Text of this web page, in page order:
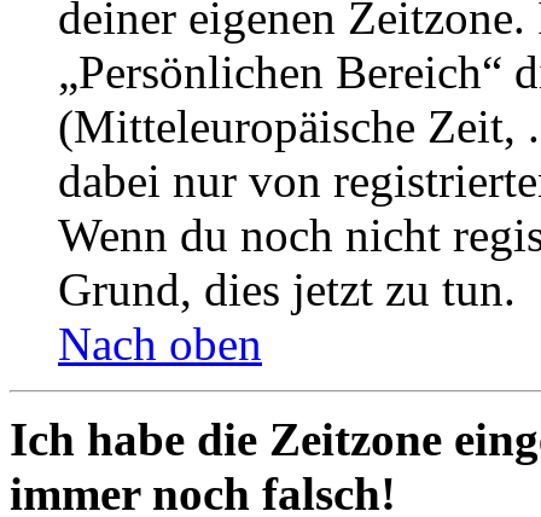
deiner eigenen
„Persönlichen Bereich“
(Mitteleuropäische Zeit,
dabei nur von
Wenn du noch nicht
Grund, dies jetzt zu tun.
Nach oben
Ich habe die Zeitzone
immer noch falsch!